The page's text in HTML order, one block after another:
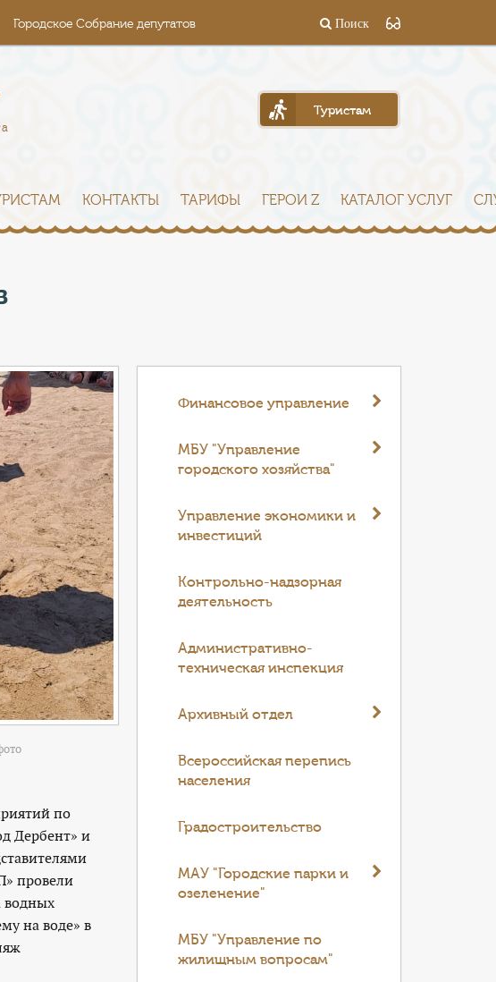
Городское Собрание депутатов Поиск
Туристам
КОНТАКТЫ ТАРИФЫ ГЕРОИ Z КАТАЛОГ УСЛУГ
по
Дербент» и
провели
водных
на воде» в
Финансовое управление
МБУ "Управление
городского хозяйства"
Управление экономики и
инвестиций
Контрольно-надзорная
деятельность
Административно-
техническая инспекция
Архивный отдел
Всероссийская перепись
населения
Градостроительство
МАУ "Городские парки и
озеленение"
МБУ "Управление по
жилищным вопросам"